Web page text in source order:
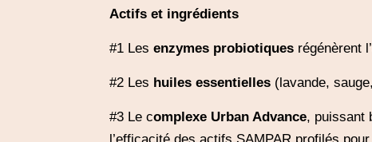
Actifs et ingrédients
#1 Les enzymes probiotiques régénèrent
#2 Les huiles essentielles (lavande,
#3 Le complexe Urban Advance, puissant